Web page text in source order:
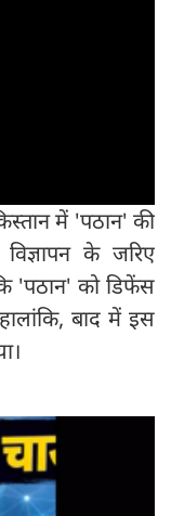
में 'पठान' की
के जरिए
'पठान' को डिफेंस
बाद में इस